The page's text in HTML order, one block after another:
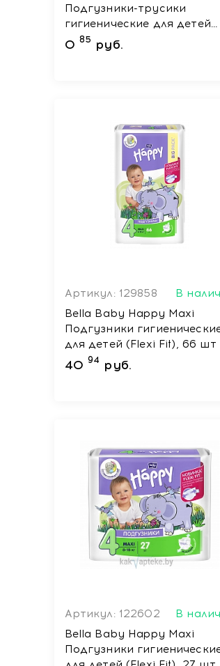
Подгузники-трусики
гигиенические для детей
универсальные, 1 шт
0 85 руб.
Артикул: 129858
В
Bella Baby Happy Maxi
Подгузники
для детей (Flexi Fit), 66 шт
40 94 руб.
Артикул: 122602
В
Bella Baby Happy Maxi
Подгузники